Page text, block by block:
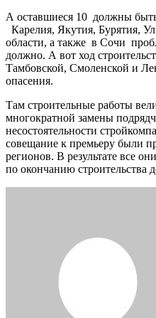
А оставшиеся 10 должны
Карелия, Якутия, Бурятия,
области, а также в Сочи
должно. А вот ход
Тамбовской, Смоленской и
опасения.
Там строительные работы
многократной замены
несостоятельности
совещание к премьеру были
регионов. В результате все
по окончанию строительства